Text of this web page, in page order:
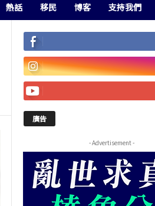
熱話 移民 博客 支持我們
廣告
- Advertisement -